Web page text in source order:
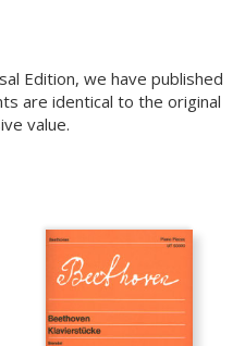
Edition, we have published
are identical to the original
value.